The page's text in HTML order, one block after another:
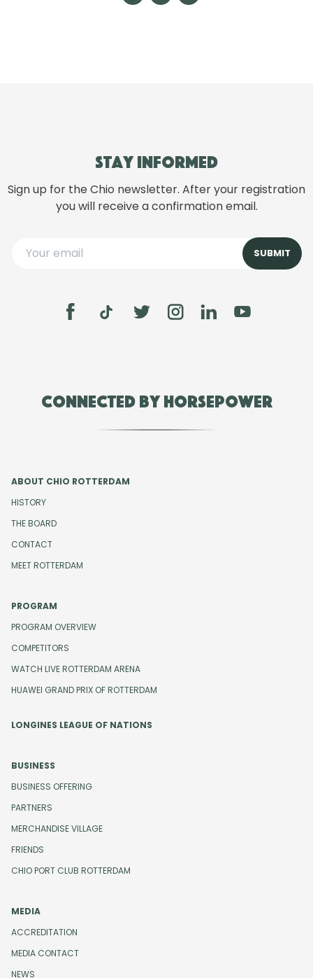
Stay informed
Sign up for the Chio newsletter. After your registration
you will receive a confirmation email.
Connected by Horsepower
ABOUT CHIO ROTTERDAM
HISTORY
THE BOARD
CONTACT
MEET ROTTERDAM
PROGRAM
PROGRAM OVERVIEW
COMPETITORS
WATCH LIVE ROTTERDAM ARENA
HUAWEI GRAND PRIX OF ROTTERDAM
LONGINES LEAGUE OF NATIONS
BUSINESS
BUSINESS OFFERING
PARTNERS
MERCHANDISE VILLAGE
FRIENDS
CHIO PORT CLUB ROTTERDAM
MEDIA
ACCREDITATION
MEDIA CONTACT
NEWS